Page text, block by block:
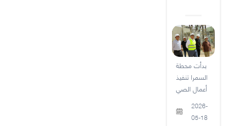
بدأت محطة
السمرا تنفيذ
أعمال الصي
2026-
05-18